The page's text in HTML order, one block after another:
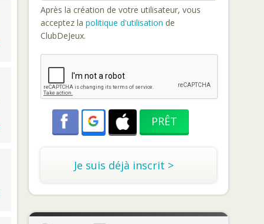
Après la création de votre utilisateur, vous
acceptez la politique d'utilisation de
ClubDeJeux.
Je suis déjà inscrit >